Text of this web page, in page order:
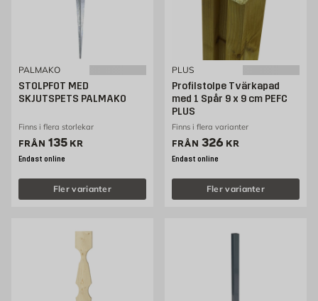
PALMAKO
STOLPFOT MED
SKJUTSPETS PALMAKO
Finns i flera storlekar
FRÅN Pris 135 kr
135 KR
Endast online
Fler varianter
PLUS
Profilstolpe Tvärkapad
med 1 Spår 9 x 9 cm PEFC
PLUS
Finns i flera varianter
FRÅN Pris 326 kr
326 KR
Endast online
Fler varianter